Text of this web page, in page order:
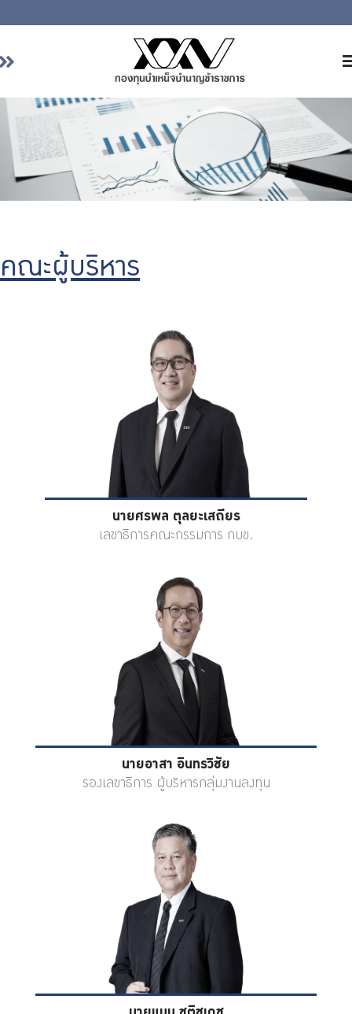
หน้าหลัก
เกี่ยวกับ กบข.
บริการสมาชิก
ลงทุน
รายงานผลการดำเนินงาน
ข่าวสารและกิจกรรม
Eng
คณะผู้บริหาร
นายศรพล ตุลยะเสถียร
เลขาธิการคณะกรรมการ กบข.
นายอาสา อินทรวิชัย
รองเลขาธิการ ผู้บริหารกลุ่มงานลงทุน